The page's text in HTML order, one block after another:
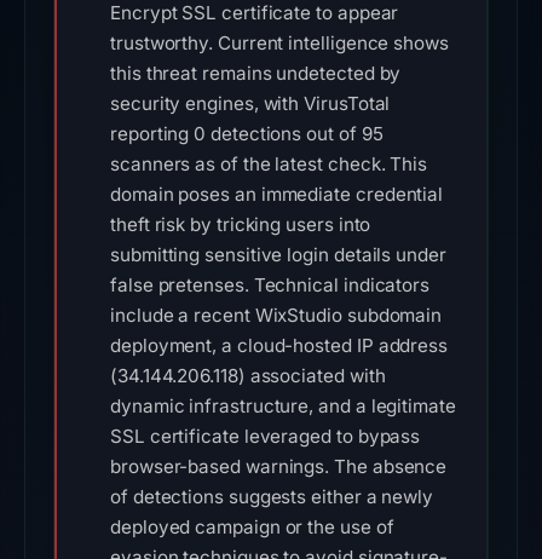
Encrypt SSL certificate to appear
trustworthy. Current intelligence shows
this threat remains undetected by
security engines, with VirusTotal
reporting 0 detections out of 95
scanners as of the latest check. This
domain poses an immediate credential
theft risk by tricking users into
submitting sensitive login details under
false pretenses. Technical indicators
include a recent WixStudio subdomain
deployment, a cloud-hosted IP address
(34.144.206.118) associated with
dynamic infrastructure, and a legitimate
SSL certificate leveraged to bypass
browser-based warnings. The absence
of detections suggests either a newly
deployed campaign or the use of